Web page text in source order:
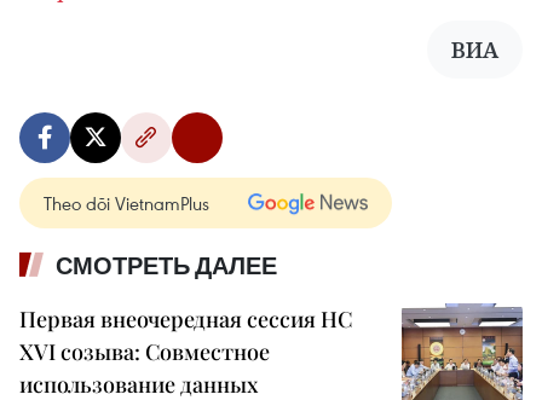
ВИА
Theo dõi VietnamPlus
СМОТРЕТЬ ДАЛЕЕ
Первая внеочередная сессия НС
XVI созыва: Совместное
использование данных